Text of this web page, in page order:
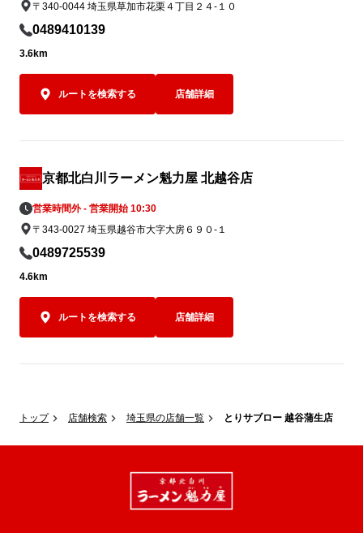
トップ 店舗検索 埼玉県の店舗一覧 とりサブロー 越谷蒲生店
〒340-0044 埼玉県草加市花栗４丁目２４-１０
0489410139
3.6km
ルートを検索する 店舗詳細
京都北白川ラーメン魁力屋 北越谷店
営業時間外 - 営業開始 10:30
〒343-0027 埼玉県越谷市大字大房６９０-１
0489725539
4.6km
ルートを検索する 店舗詳細